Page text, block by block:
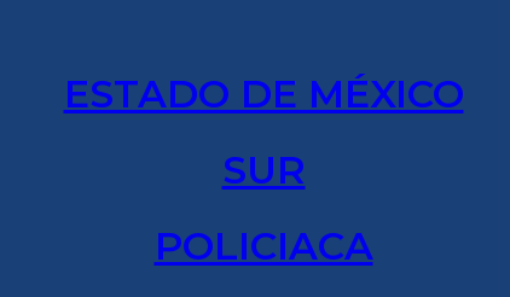
ESTADO DE MÉXICO
SUR
POLICIACA